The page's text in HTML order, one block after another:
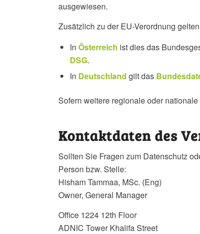
ausgewiesen.
Zusätzlich zu der EU-Verordnung
InÖsterreich ist dies das
DSG.
In Deutschland gilt das
Sofern weitere regionale oder
Kontaktdaten des
Sollten Sie Fragen zum Datenschutz
Person bzw. Stelle:
Hisham Tammaa, MSc. (Eng)
Owner, General Manager
Office 1224 12th Floor
ADNIC Tower Khalifa Street